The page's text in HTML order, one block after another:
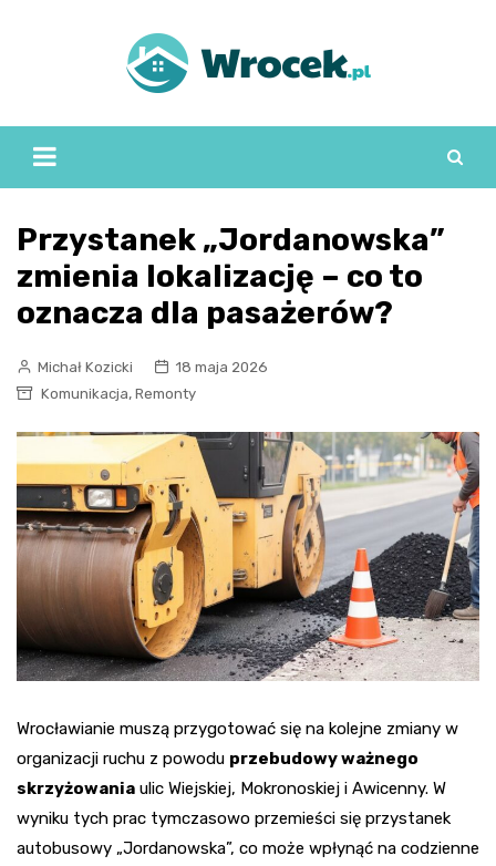
Przystanek „Jordanowska”
zmienia lokalizację – co to
oznacza dla pasażerów?
Michał Kozicki
18 maja 2026
Komunikacja, Remonty
Wrocławianie muszą przygotować się na kolejne zmiany w
organizacji ruchu z powodu przebudowy ważnego
skrzyżowania ulic Wiejskiej, Mokronoskiej i Awicenny. W
wyniku tych prac tymczasowo przemieści się przystanek
autobusowy „Jordanowska”, co może wpłynąć na codzienne